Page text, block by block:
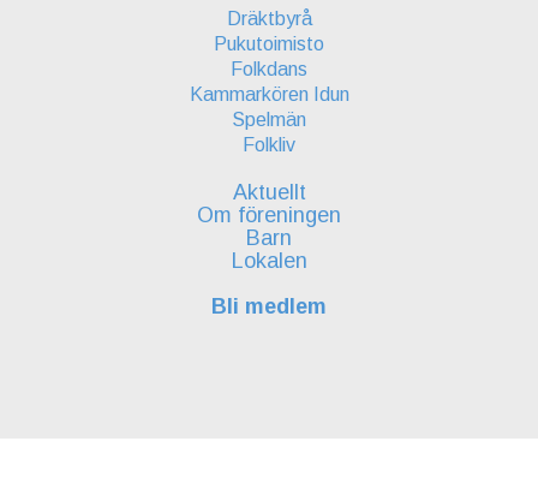
Dräktbyrå
Pukutoimisto
Folkdans
Kammarkören Idun
Spelmän
Folkliv
Aktuellt
Om föreningen
Barn
Lokalen
Bli medlem